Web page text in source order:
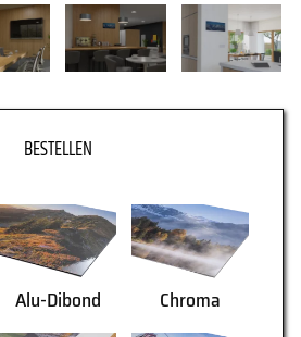
WUNSCHLISTE
ÜBER UNS
Alu-Dibond Chroma